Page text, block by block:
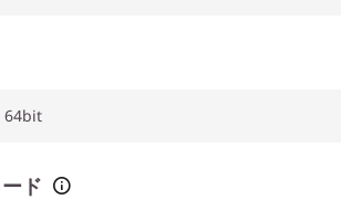
64bit
ド